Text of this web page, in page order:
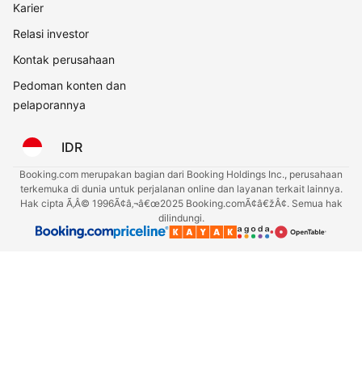
Karier
Relasi investor
Kontak perusahaan
Pedoman konten dan
pelaporannya
IDR
Booking.com merupakan bagian dari Booking Holdings Inc., perusahaan
terkemuka di dunia untuk perjalanan online dan layanan terkait lainnya.
Hak cipta Ã‚Â© 1996Ã¢â‚¬â€œ2025 Booking.comÃ¢â€žÂ¢. Semua hak
dilindungi.